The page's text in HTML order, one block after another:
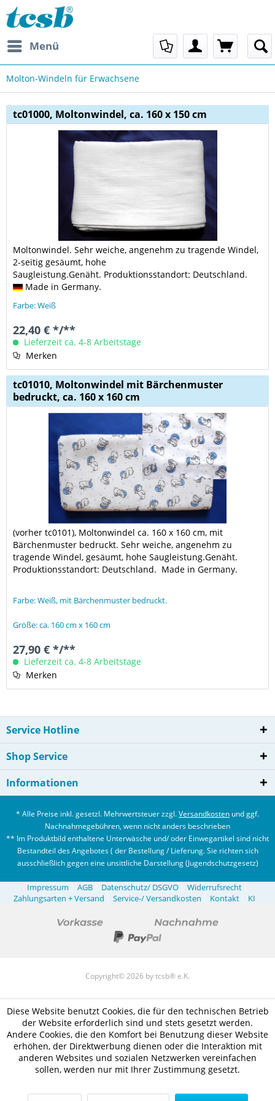
Menü
Molton-Windeln für Erwachsene
tc01000, Moltonwindel, ca. 160 x 150 cm
Moltonwindel. Sehr weiche, angenehm zu tragende Windel,
2-seitig gesäumt, hohe
Saugleistung.Genäht. Produktionsstandort: Deutschland.
Made in Germany.
Farbe: Weiß
22,40 € */**
Lieferzeit ca. 4-8 Arbeitstage
Merken
tc01010, Moltonwindel mit Bärchenmuster
bedruckt, ca. 160 x 160 cm
(vorher tc0101), Moltonwindel ca. 160 x 160 cm, mit
Bärchenmuster bedruckt. Sehr weiche, angenehm zu
tragende Windel, gesäumt, hohe Saugleistung.Genäht.
Produktionsstandort: Deutschland. Made in Germany.
Farbe: Weiß, mit Bärchenmuster bedruckt.
Größe: ca. 160 cm x 160 cm
27,90 € */**
Lieferzeit ca. 4-8 Arbeitstage
Merken
Service Hotline
Shop Service
Informationen
* Alle Preise inkl. gesetzl. Mehrwertsteuer zzgl.Versandkosten und ggf.
Nachnahmegebühren, wenn nicht anders beschrieben
** Im Produktbild enthaltene Unterwäsche und/ oder Einwegartikel sind nicht
Bestandteil des Angebotes ( der Bestellung / Lieferung. Sie richten sich
ausschließlich gegen eine unsittliche Darstellung (Jugendschutzgesetz)
Impressum AGB Datenschutz/ DSGVO
Widerrufsrecht
Zahlungsarten + Versand
Service-/ Versandkosten Kontakt KI
Copyright© 2026 by tcsb® e.K.
Diese Website benutzt Cookies, die für den technischen Betrieb
der Website erforderlich sind und stets gesetzt werden.
Andere Cookies, die den Komfort bei Benutzung dieser Website
erhöhen, der Direktwerbung dienen oder die Interaktion mit
anderen Websites und sozialen Netzwerken vereinfachen
sollen, werden nur mit Ihrer Zustimmung gesetzt.